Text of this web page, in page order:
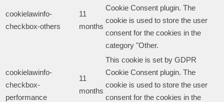
cookielawinfo-
checkbox-others
11
months
Cookie Consent plugin. The
cookie is used to store the user
consent for the cookies in the
category "Other.
cookielawinfo-
checkbox-
performance
11
months
This cookie is set by GDPR
Cookie Consent plugin. The
cookie is used to store the user
consent for the cookies in the